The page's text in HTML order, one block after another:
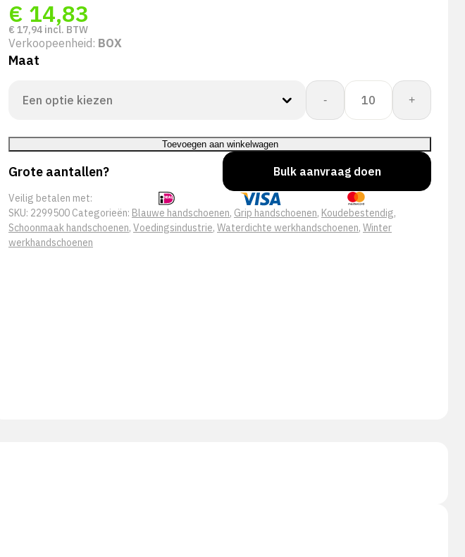
€ 14,83
€ 17,94 incl. BTW
Verkoopeenheid: BOX
Maat
-
DEEP
BLUE
WINTER
aantal
+
Toevoegen aan winkelwagen
Grote aantallen? Bulk aanvraag doen
Veilig betalen met:
SKU: 2299500 Categorieën: Blauwe handschoenen, Grip handschoenen, Koudebestendig,
Schoonmaak handschoenen, Voedingsindustrie, Waterdichte werkhandschoenen, Winter
werkhandschoenen